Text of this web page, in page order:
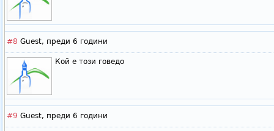
#8 Guest, преди 6 години
Кой е този говедо
#9 Guest, преди 6 години